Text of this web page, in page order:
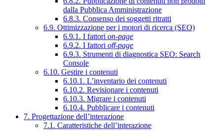
dalla Pubblica Amministrazione
6.8.3. Consenso dei soggetti ritratti
6.9. Ottimizzazione per i motori di ricerca (SEO)
6.9.1. I fattori on-page
6.9.2. I fattori off-page
6.9.3. Strumenti di diagnostica SEO: Search
Console
6.10. Gestire i contenuti
6.10.1. L’inventario dei contenuti
6.10.2. Revisionare i contenuti
6.10.3. Migrare i contenuti
6.10.4. Pubblicare i contenuti
7. Progettazione dell’interazione
7.1. Caratteristiche dell’interazione